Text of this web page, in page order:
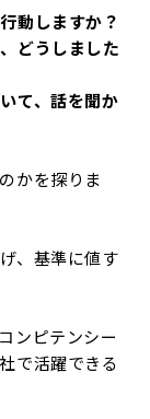
動しますか？
どうしました
て、話を聞か
かを探りま
、基準に値す
ンピテンシー
で活躍できる